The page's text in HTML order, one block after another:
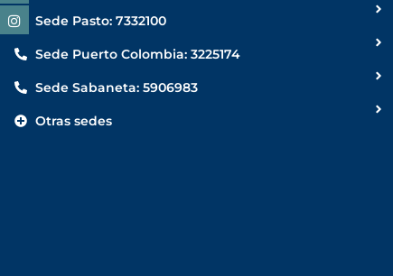
Sede Pasto: 7332100
Sede Puerto Colombia: 3225174
Sede Sabaneta: 5906983
Otras sedes